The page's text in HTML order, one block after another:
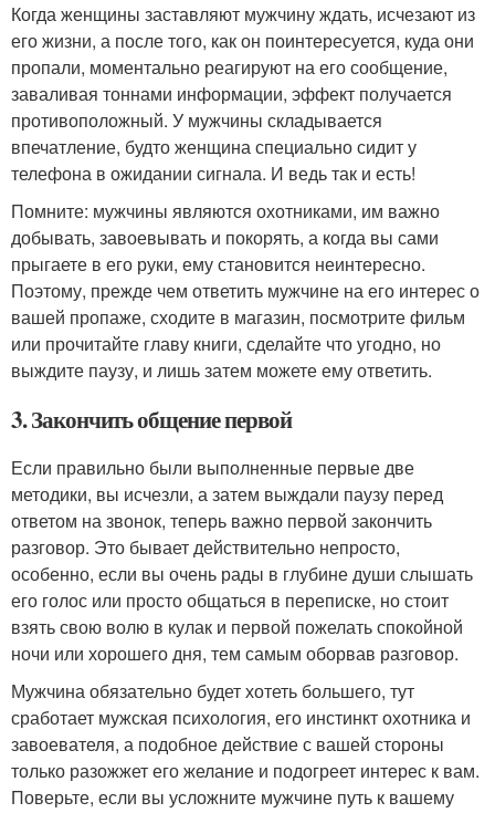
Когда женщины заставляют мужчину ждать, исчезают из
его жизни, а после того, как он поинтересуется, куда они
пропали, моментально реагируют на его сообщение,
заваливая тоннами информации, эффект получается
противоположный. У мужчины складывается
впечатление, будто женщина специально сидит у
телефона в ожидании сигнала. И ведь так и есть!
Помните: мужчины являются охотниками, им важно
добывать, завоевывать и покорять, а когда вы сами
прыгаете в его руки, ему становится неинтересно.
Поэтому, прежде чем ответить мужчине на его интерес о
вашей пропаже, сходите в магазин, посмотрите фильм
или прочитайте главу книги, сделайте что угодно, но
выждите паузу, и лишь затем можете ему ответить.
3. Закончить общение первой
Если правильно были выполненные первые две
методики, вы исчезли, а затем выждали паузу перед
ответом на звонок, теперь важно первой закончить
разговор. Это бывает действительно непросто,
особенно, если вы очень рады в глубине души слышать
его голос или просто общаться в переписке, но стоит
взять свою волю в кулак и первой пожелать спокойной
ночи или хорошего дня, тем самым оборвав разговор.
Мужчина обязательно будет хотеть большего, тут
сработает мужская психология, его инстинкт охотника и
завоевателя, а подобное действие с вашей стороны
только разожжет его желание и подогреет интерес к вам.
Поверьте, если вы усложните мужчине путь к вашему